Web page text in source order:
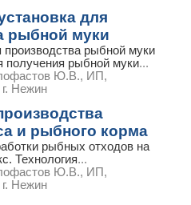
для
рыбной муки
рыбной муки
получения рыбной муки...
Ю.В., ИП,
Нежин
и рыбного корма
рыбных отходов на
Технология...
Ю.В., ИП,
Нежин